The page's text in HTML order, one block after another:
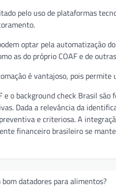
pelo uso de plataformas
optar pela automatização
as do próprio COAF e de
é vantajoso, pois
e o background check Brasil
Dada a relevância da
e criteriosa. A
financeiro brasileiro se
datadores para alimentos?